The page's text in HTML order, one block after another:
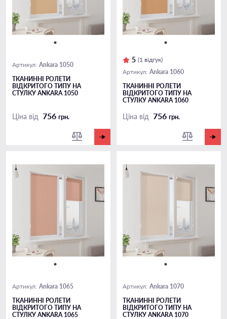
Артикул: Ankara 1050
ТКАНИННІ РОЛЕТИ
ВІДКРИТОГО ТИПУ НА
СТУЛКУ ANKARA 1050
Ціна від 756 грн.
5 (1 відгук)
Артикул: Ankara 1060
ТКАНИННІ РОЛЕТИ
ВІДКРИТОГО ТИПУ НА
СТУЛКУ ANKARA 1060
Ціна від 756 грн.
Артикул: Ankara 1065
ТКАНИННІ РОЛЕТИ
ВІДКРИТОГО ТИПУ НА
СТУЛКУ ANKARA 1065
Артикул: Ankara 1070
ТКАНИННІ РОЛЕТИ
ВІДКРИТОГО ТИПУ НА
СТУЛКУ ANKARA 1070